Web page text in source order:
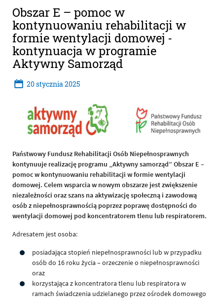
Obszar E – pomoc w
kontynuowaniu rehabilitacji w
formie wentylacji domowej -
kontynuacja w programie
Aktywny Samorząd
20stycznia 2025
Państwowy Fundusz Rehabilitacji Osób Niepełnosprawnych
kontynuuje realizację programu „Aktywny samorząd” Obszar E –
pomoc w kontynuowaniu rehabilitacji w formie wentylacji
domowej. Celem wsparcia w nowym obszarze jest zwiększenie
niezależności oraz szans na aktywizację społeczną i zawodową
osób z niepełnosprawnością poprzez poprawę dostępności do
wentylacji domowej pod koncentratorem tlenu lub respiratorem.
Adresatem jest osoba:
posiadająca stopień niepełnosprawności lub w przypadku
osób do 16 roku życia – orzeczenie o niepełnosprawności
oraz
korzystająca z koncentratora tlenu lub respiratora w
ramach świadczenia udzielanego przez ośrodek domowego